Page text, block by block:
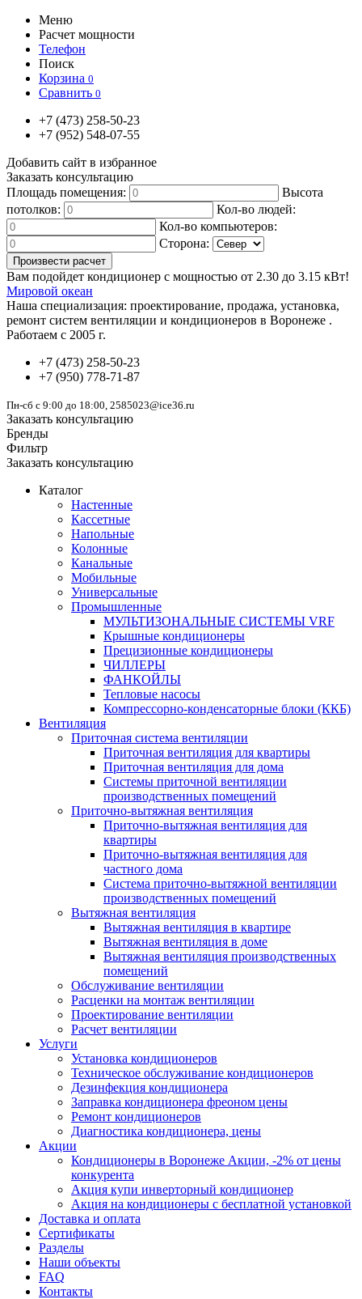
Меню
Расчет мощности
Телефон
Поиск
Корзина 0
Сравнить 0
+7 (473) 258-50-23
+7 (952) 548-07-55
Добавить сайт в избранное
Заказать консультацию
Площадь помещения:
Высота
потолков:
Кол-во людей:
Кол-во компьютеров:
Сторона:
Вам подойдет кондиционер с мощностью от 2.30 до 3.15 кВт!
Мировой океан
Наша специализация: проектирование, продажа, установка,
ремонт систем вентиляции и кондиционеров в Воронеже .
Работаем с 2005 г.
+7 (473) 258-50-23
+7 (950) 778-71-87
Пн-сб с 9:00 до 18:00, 2585023@ice36.ru
Заказать консультацию
Бренды
Фильтр
Заказать консультацию
Каталог
Настенные
Кассетные
Напольные
Колонные
Канальные
Мобильные
Универсальные
Промышленные
МУЛЬТИЗОНАЛЬНЫЕ СИСТЕМЫ VRF
Крышные кондиционеры
Прецизионные кондиционеры
ЧИЛЛЕРЫ
ФАНКОЙЛЫ
Тепловые насосы
Компрессорно-конденсаторные блоки (ККБ)
Вентиляция
Приточная система вентиляции
Приточная вентиляция для квартиры
Приточная вентиляция для дома
Системы приточной вентиляции
производственных помещений
Приточно-вытяжная вентиляция
Приточно-вытяжная вентиляция для
квартиры
Приточно-вытяжная вентиляция для
частного дома
Система приточно-вытяжной вентиляции
производственных помещений
Вытяжная вентиляция
Вытяжная вентиляция в квартире
Вытяжная вентиляция в доме
Вытяжная вентиляция производственных
помещений
Обслуживание вентиляции
Расценки на монтаж вентиляции
Проектирование вентиляции
Расчет вентиляции
Услуги
Установка кондиционеров
Техническое обслуживание кондиционеров
Дезинфекция кондиционера
Заправка кондиционера фреоном цены
Ремонт кондиционеров
Диагностика кондиционера, цены
Акции
Кондиционеры в Воронеже Акции, -2% от цены
конкурента
Акция купи инверторный кондиционер
Акция на кондиционеры с бесплатной установкой
Доставка и оплата
Сертификаты
Разделы
Наши объекты
FAQ
Контакты